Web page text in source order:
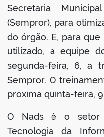
Secretaria
(Sempror), para
do órgão. E, para
utilizado, a equipe
segunda-feira, 6, a
Sempror. O
próxima quinta-feira, 9.
O Nads é o setor
Tecnologia da